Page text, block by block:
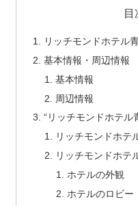
目
リッチモンドホテル
基本情報・周辺情報
基本情報
周辺情報
“リッチモンドホテル
リッチモンドホテ
リッチモンドホテ
ホテルの外観
ホテルのロビー